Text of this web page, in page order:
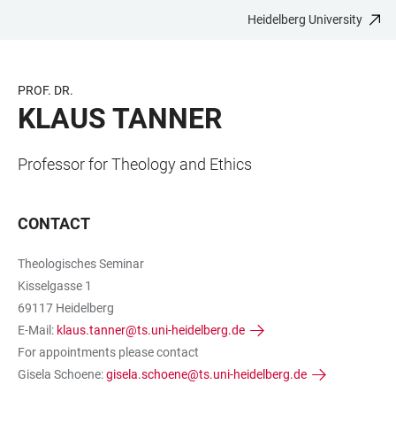
CONTENT
Heidelberg University
PROF. DR.
KLAUS TANNER
Professor for Theology and Ethics
CONTACT
Theologisches Seminar
Kisselgasse 1
69117 Heidelberg
E-Mail: klaus.tanner@ts.uni-heidelberg.de
For appointments please contact
Gisela Schoene:gisela.schoene@ts.uni-heidelberg.de